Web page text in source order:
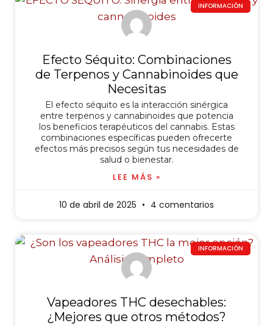
INFORMACIÓN
Efecto Séquito: Combinaciones
de Terpenos y Cannabinoides que
Necesitas
El efecto séquito es la interacción sinérgica
entre terpenos y cannabinoides que potencia
los beneficios terapéuticos del cannabis. Estas
combinaciones específicas pueden ofrecerte
efectos más precisos según tus necesidades de
salud o bienestar.
LEE MÁS »
10 de abril de 2025 4 comentarios
INFORMACIÓN
Vapeadores THC desechables:
¿Mejores que otros métodos?